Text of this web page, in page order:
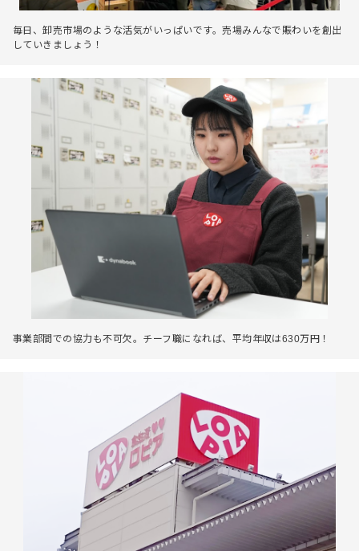
毎日、卸売市場のような活気がいっぱいです。売場みんなで賑わいを創出
していきましょう！
事業部間での協力も不可欠。チーフ職になれば、平均年収は630万円！